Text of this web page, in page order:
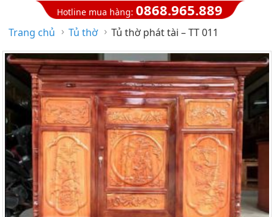
Hotline mua hàng:0868.965.889
Trang chủ › Tủ thờ › Tủ thờ phát tài – TT 011